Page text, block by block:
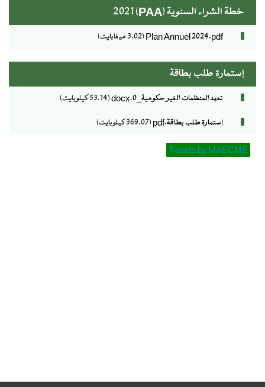
خطة الشراء السنوية (PAA) 2021
Plan Annuel 2024.pdf (3.02 ميغابايت)
إستمارة طلب بطاقة
تعهد المنظمات الغير حكومية_0.docx (53.14 كيلوبايت)
إستمارة طلب بطاقة.pdf (369.07 كيلوبايت)
Tweets by MAECME